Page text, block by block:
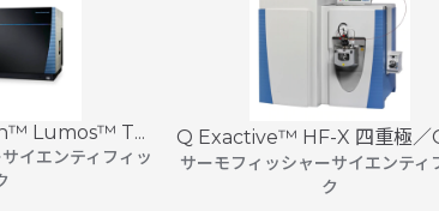
Lumos™ T...
イエンティフィッ
Q Exactive™ HF-X 四重極／
サーモフィッシャーサイエンティ
ク